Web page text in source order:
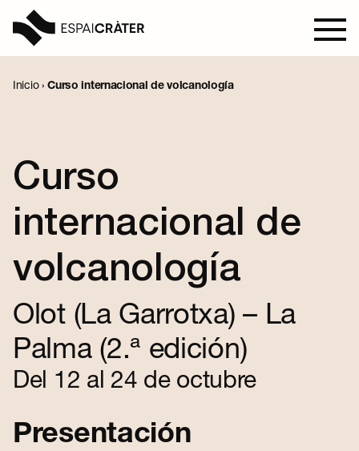
Aprender
Explora
Programación
Noticias
Contacto
Inicio›Curso internacional de volcanología
Curso
internacional de
volcanología
Olot (La Garrotxa) – La
Palma (2.ª edición)
Del 12 al 24 de octubre
Presentación